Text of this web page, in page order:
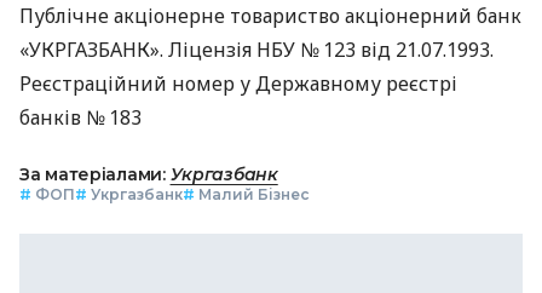
Публічне акціонерне товариство акціонерний банк
«УКРГАЗБАНК». Ліцензія НБУ № 123 від 21.07.1993.
Реєстраційний номер у Державному реєстрі
банків № 183
За матеріалами: Укргазбанк
# ФОП# Укргазбанк# Малий Бізнес